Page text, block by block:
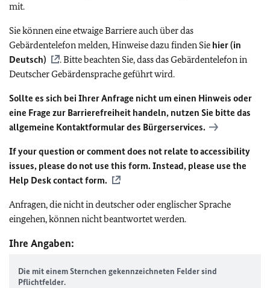
mit.
Sie können eine etwaige Barriere auch über das
Gebärdentelefon melden, Hinweise dazu finden Sie hier (in
Deutsch)
. Bitte beachten Sie, dass das Gebärdentelefon in
Deutscher Gebärdensprache geführt wird.
Sollte es sich bei Ihrer Anfrage nicht um einen Hinweis oder
eine Frage zur Barrierefreiheit handeln, nutzen Sie bitte das
allgemeine Kontaktformular des Bürgerservices.
If your question or comment does not relate to accessibility
issues, please do not use this form. Instead, please use the
Help Desk contact form.
Anfragen, die nicht in deutscher oder englischer Sprache
eingehen, können nicht beantwortet werden.
Ihre Angaben:
Die mit einem Sternchen gekennzeichneten Felder sind
Pflichtfelder.